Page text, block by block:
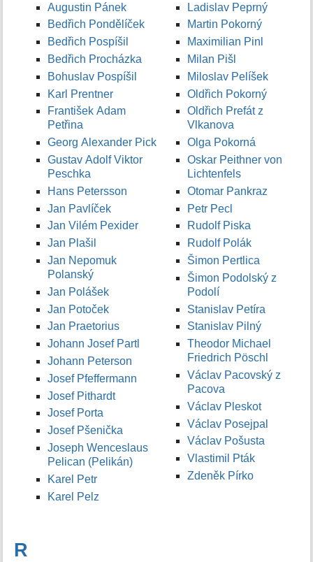
Augustin Pánek
Bedřich Pondělíček
Bedřich Pospíšil
Bedřich Procházka
Bohuslav Pospíšil
Karl Prentner
František Adam
Petřina
Georg Alexander Pick
Gustav Adolf Viktor
Peschka
Hans Petersson
Jan Pavlíček
Jan Vilém Pexider
Jan Plašil
Jan Nepomuk
Polanský
Jan Polášek
Jan Potoček
Jan Praetorius
Johann Josef Partl
Johann Peterson
Josef Pfeffermann
Josef Pithardt
Josef Porta
Josef Pšenička
Joseph Wenceslaus
Pelican (Pelikán)
Karel Petr
Karel Pelz
Ladislav Peprný
Martin Pokorný
Maximilian Pinl
Milan Pišl
Miloslav Pelíšek
Oldřich Pokorný
Oldřich Prefát z
Vlkanova
Olga Pokorná
Oskar Peithner von
Lichtenfels
Otomar Pankraz
Petr Pecl
Rudolf Piska
Rudolf Polák
Šimon Pertlica
Šimon Podolský z
Podolí
Stanislav Petíra
Stanislav Pilný
Theodor Michael
Friedrich Pöschl
Václav Pacovský z
Pacova
Václav Pleskot
Václav Posejpal
Václav Pošusta
Vlastimil Pták
Zdeněk Pírko
R